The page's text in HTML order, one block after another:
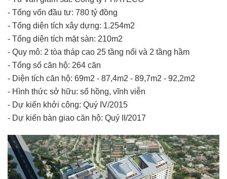
- Tổng vốn đầu tư: 780 tỷ đồng
- Tổng diện tích xây dựng: 1.254m2
- Tổng diện tích mặt sàn: 210m2
- Quy mô: 2 tòa tháp cao 25 tầng nổi và 2 tầng hầm
- Tổng số căn hộ: 264 căn
- Diện tích căn hộ: 69m2 - 87,4m2 - 89,7m2 - 92,2m2
- Hình thức sở hữu: sổ hồng, vĩnh viễn
- Dự kiến khởi công: Quý IV/2015
- Dự kiến bàn giao căn hộ: Quý II/2017